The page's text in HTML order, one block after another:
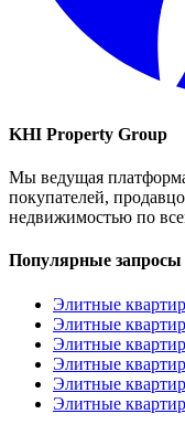
KHI Property Group
Мы ведущая
покупателей,
недвижимостью по
Популярные запросы
Элитные
Элитные
Элитные
Элитные
Элитные
Элитные